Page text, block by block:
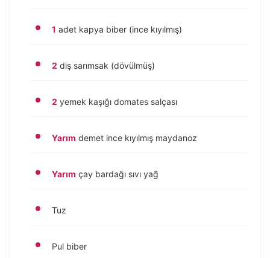
1 adet kapya biber (ince kıyılmış)
2 diş sarımsak (dövülmüş)
2 yemek kaşığı domates salçası
Yarım demet ince kıyılmış maydanoz
Yarım çay bardağı sıvı yağ
Tuz
Pul biber